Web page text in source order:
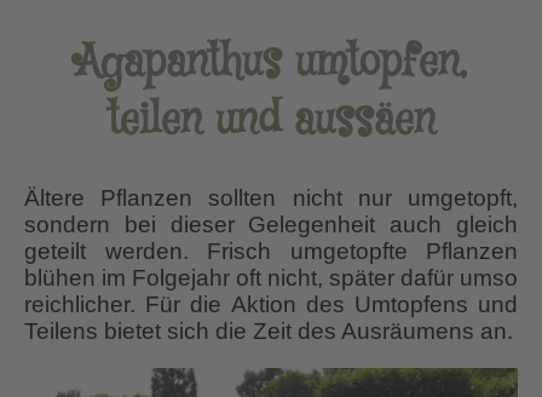
Agapanthus umtopfen,
teilen und aussäen
Ältere Pflanzen sollten nicht nur umgetopft,
sondern bei dieser Gelegenheit auch gleich
geteilt werden. Frisch umgetopfte Pflanzen
blühen im Folgejahr oft nicht, später dafür umso
reichlicher. Für die Aktion des Umtopfens und
Teilens bietet sich die Zeit des Ausräumens an.